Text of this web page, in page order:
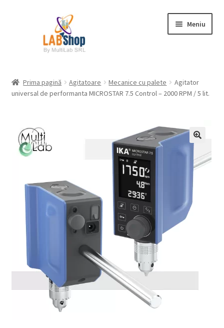
Meniu
Contul meu
Plată
Condiții generale
Service
Contact
Prelucrarea datelor cu caracter personal
Prima pagină Agitatoare Mecanice cu palete
Agitator
universal de performanta MICROSTAR 7.5 Control – 2000 RPM / 5 lit.